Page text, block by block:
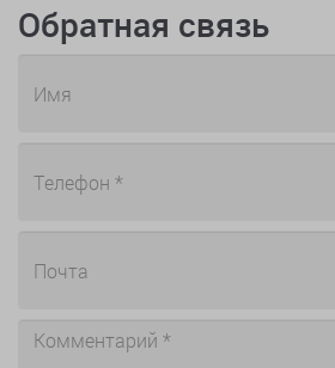
Обратная связь